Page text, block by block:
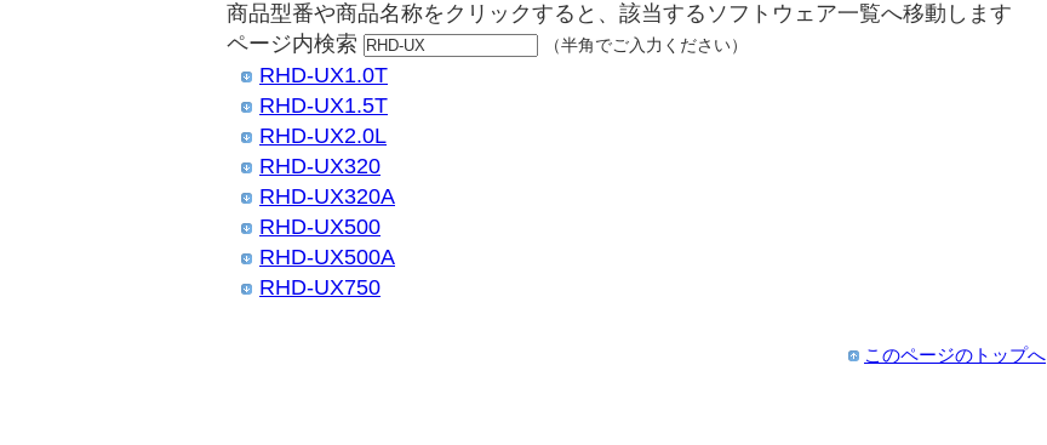
商品型番や商品名称をクリックすると、該当するソフトウェア一覧へ移動します
ページ内検索
（半角でご入力ください）
RHD-UX1.0T
RHD-UX1.5T
RHD-UX2.0L
RHD-UX320
RHD-UX320A
RHD-UX500
RHD-UX500A
RHD-UX750
このページのトップへ